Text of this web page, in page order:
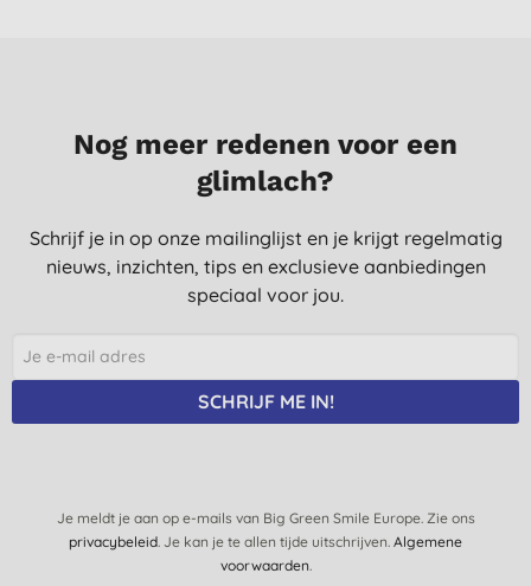
Nog meer redenen voor een
glimlach?
Schrijf je in op onze mailinglijst en je krijgt regelmatig
nieuws, inzichten, tips en exclusieve aanbiedingen
speciaal voor jou.
SCHRIJF ME IN!
Je meldt je aan op e-mails van Big Green Smile Europe. Zie ons
privacybeleid. Je kan je te allen tijde uitschrijven. Algemene
voorwaarden.